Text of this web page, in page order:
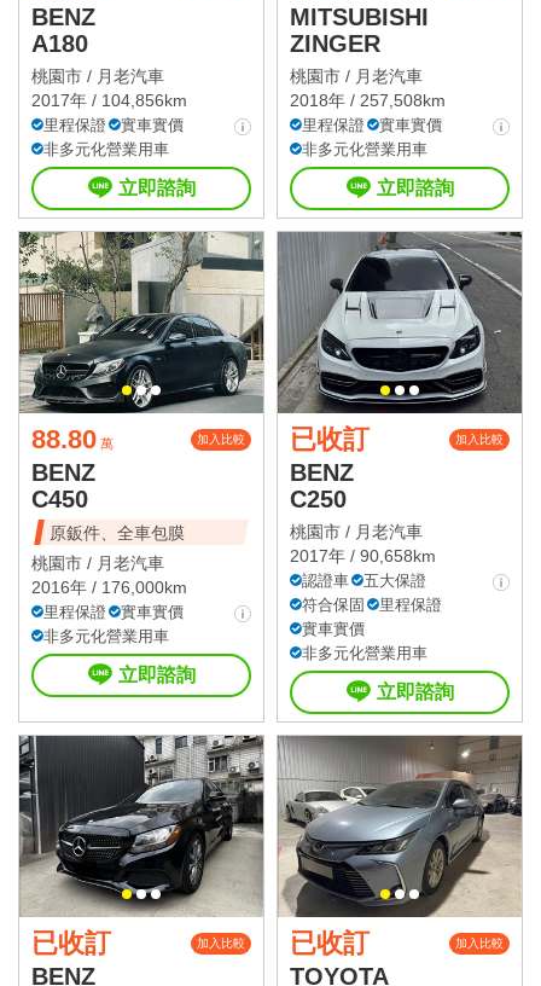
BENZ
A180
桃園市 / 月老汽車
2017年 / 104,856km
里程保證
實車實價
非多元化營業用車
立即諮詢
MITSUBISHI
ZINGER
桃園市 / 月老汽車
2018年 / 257,508km
里程保證
實車實價
非多元化營業用車
立即諮詢
88.80 萬 加入比較
BENZ
C450
原鈑件、全車包膜
桃園市 / 月老汽車
2016年 / 176,000km
里程保證
實車實價
非多元化營業用車
立即諮詢
已收訂 加入比較
BENZ
C250
桃園市 / 月老汽車
2017年 / 90,658km
認證車
五大保證
符合保固
里程保證
實車實價
非多元化營業用車
立即諮詢
已收訂 加入比較
BENZ
已收訂 加入比較
TOYOTA